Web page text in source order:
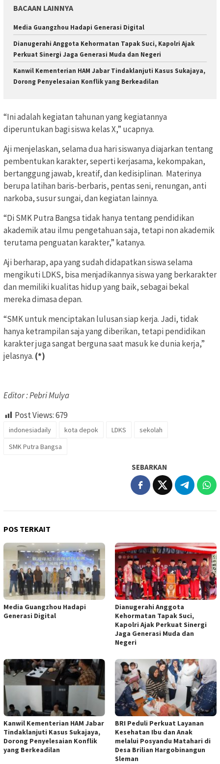
BACAAN LAINNYA
Media Guangzhou Hadapi Generasi Digital
Dianugerahi Anggota Kehormatan Tapak Suci, Kapolri Ajak
Perkuat Sinergi Jaga Generasi Muda dan Negeri
Kanwil Kementerian HAM Jabar Tindaklanjuti Kasus Sukajaya,
Dorong Penyelesaian Konflik yang Berkeadilan
“Ini adalah kegiatan tahunan yang kegiatannya
diperuntukan bagi siswa kelas X,” ucapnya.
Aji menjelaskan, selama dua hari siswanya diajarkan tentang
pembentukan karakter, seperti kerjasama, kekompakan,
bertanggung jawab, kreatif, dan kedisiplinan. Materinya
berupa latihan baris-berbaris, pentas seni, renungan, anti
narkoba, susur sungai, dan kegiatan lainnya.
“Di SMK Putra Bangsa tidak hanya tentang pendidikan
akademik atau ilmu pengetahuan saja, tetapi non akademik
terutama penguatan karakter,” katanya.
Aji berharap, apa yang sudah didapatkan siswa selama
mengikuti LDKS, bisa menjadikannya siswa yang berkarakter
dan memiliki kualitas hidup yang baik, sebagai bekal
mereka dimasa depan.
“SMK untuk menciptakan lulusan siap kerja. Jadi, tidak
hanya ketrampilan saja yang diberikan, tetapi pendidikan
karakter juga sangat berguna saat masuk ke dunia kerja,”
jelasnya. (*)
Editor : Pebri Mulya
Post Views:679
indonesiadaily kota depok LDKS
sekolah
SMK Putra Bangsa
SEBARKAN
POS TERKAIT
Media Guangzhou Hadapi
Generasi Digital
Dianugerahi Anggota
Kehormatan Tapak Suci,
Kapolri Ajak Perkuat Sinergi
Jaga Generasi Muda dan
Negeri
Kanwil Kementerian HAM Jabar
Tindaklanjuti Kasus Sukajaya,
Dorong Penyelesaian Konflik
yang Berkeadilan
BRI Peduli Perkuat Layanan
Kesehatan Ibu dan Anak
melalui Posyandu Matahari di
Desa Brilian Hargobinangun
Sleman